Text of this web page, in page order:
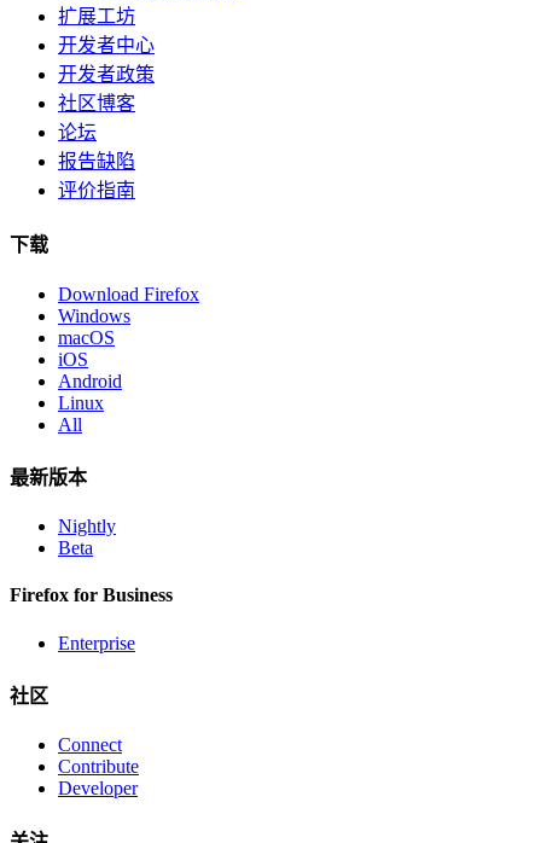
扩展工坊
开发者中心
开发者政策
社区博客
论坛
报告缺陷
评价指南
下载
Download Firefox
Windows
macOS
iOS
Android
Linux
All
最新版本
Nightly
Beta
Firefox for Business
Enterprise
社区
Connect
Contribute
Developer